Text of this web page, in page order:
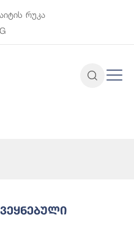
რუკა